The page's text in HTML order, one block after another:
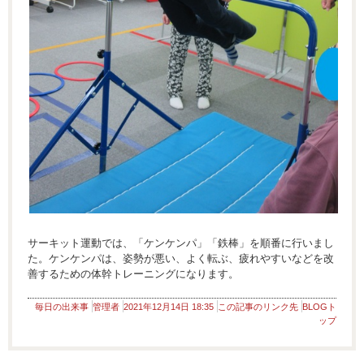
サーキット運動では、「ケンケンパ」「鉄棒」を順番に行いまし
た。ケンケンパは、姿勢が悪い、よく転ぶ、疲れやすいなどを改
善するための体幹トレーニングになります。
毎日の出来事 管理者 2021年12月14日 18:35 この記事のリンク先 BLOGト
ップ